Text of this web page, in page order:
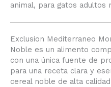
animal, para gatos adultos
Exclusion Mediterraneo
Noble es un alimento
con una única fuente de
para una receta clara y
cereal noble de alta